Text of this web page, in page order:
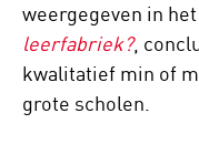
weergegeven in
leerfabriek?,
kwalitatief min of
grote scholen.